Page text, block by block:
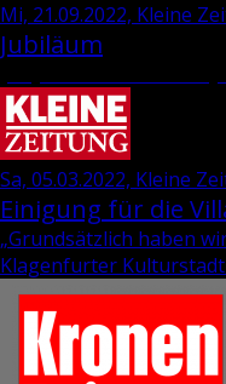
Mi, 21.09.2022, Kleine
Jubiläum
Sa, 05.03.2022, Kleine
Einigung für die
„Grund­sätz­lich haben
Kla­gen­fur­ter